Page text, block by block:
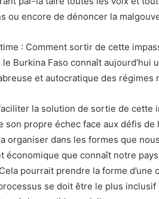
ou encore de dénoncer la
: Comment sortir de cette
Burkina Faso connaît aujourd’hui
et autocratique des régimes
la solution de sortie de cette
son propre échec face aux défis de
organiser dans les formes que
économique que connaît notre
pourrait prendre la forme d’une
se doit être le plus